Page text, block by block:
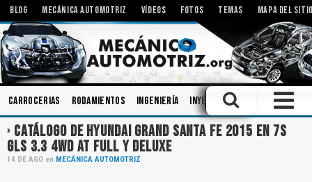
BLOG MECÁNICA AUTOMOTRIZ VÍDEOS FOTOS TEMAS MAPA DEL
Carrocerias Rodamientos Ingeniería Inyectores Herramientas
CATÁLOGO DE HYUNDAI GRAND SANTA FE 2015 EN 7S
GLS 3.3 4WD AT FULL Y DELUXE
14 DE AGO en MECÁNICA AUTOMOTRIZ